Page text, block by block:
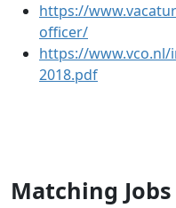
https://
officer/
https://www.vco.nl/
2018.pdf
Matching